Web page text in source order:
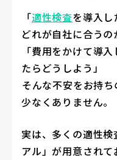
「適性検査を導入し
どれが自社に合うの
「費用をかけて導
たらどうしよう」
――そんな不安をお持
少なくありません。
実は、多くの適性
アル」が用意され